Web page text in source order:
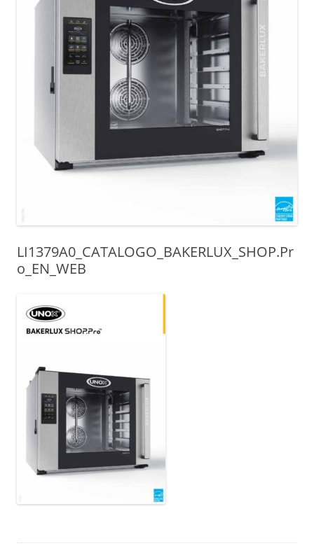
LI1379A0_CATALOGO_BAKERLUX_SHOP.Pr
o_EN_WEB